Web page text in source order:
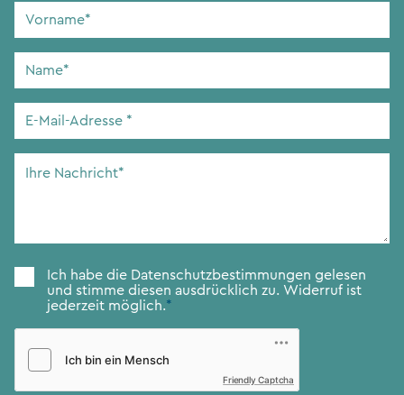
Vorname
Name
E-
Adresse*
Ihre
Zustimmung*
Ich habe die Datenschutzbestimmungen gelesen
und stimme diesen ausdrücklich zu. Widerruf ist
jederzeit möglich.*
Friendly Captcha